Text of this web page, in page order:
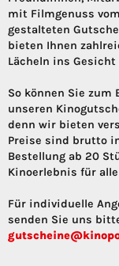
mit Filmgenuss
gestalteten
bieten Ihnen
Lächeln ins Gesicht
So können Sie
unseren
denn wir bieten
Preise sind brutto
Bestellung ab 20
Kinoerlebnis für
Für individuelle
senden Sie uns